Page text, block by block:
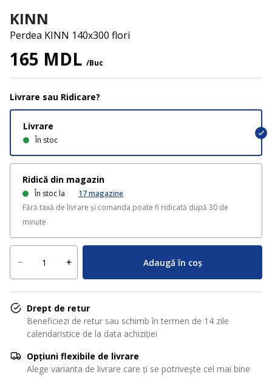
KINN
Perdea KINN 140x300 flori
165 MDL /Buc
Livrare sau Ridicare?
Livrare
În stoc
Ridică din magazin
În stoc la 17magazine
Fără taxă de livrare și comanda poate fi ridicată după 30 de
minute
Adaugă în coș
Drept de retur
Beneficiezi de retur sau schimb în termen de 14 zile
calendaristice de la data achiziției
Opțiuni flexibile de livrare
Alege varianta de livrare care ți se potrivește cel mai bine